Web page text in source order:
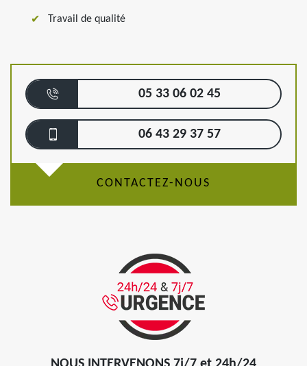
Travail de qualité
05 33 06 02 45
06 43 29 37 57
CONTACTEZ-NOUS